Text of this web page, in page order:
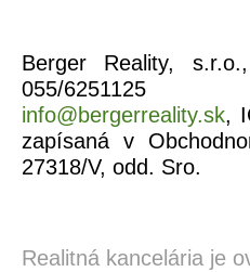
Berger Reality,
055/6251125
info@bergerreality.sk,
zapísaná v
27318/V, odd. Sro.
Realitná kancelária je